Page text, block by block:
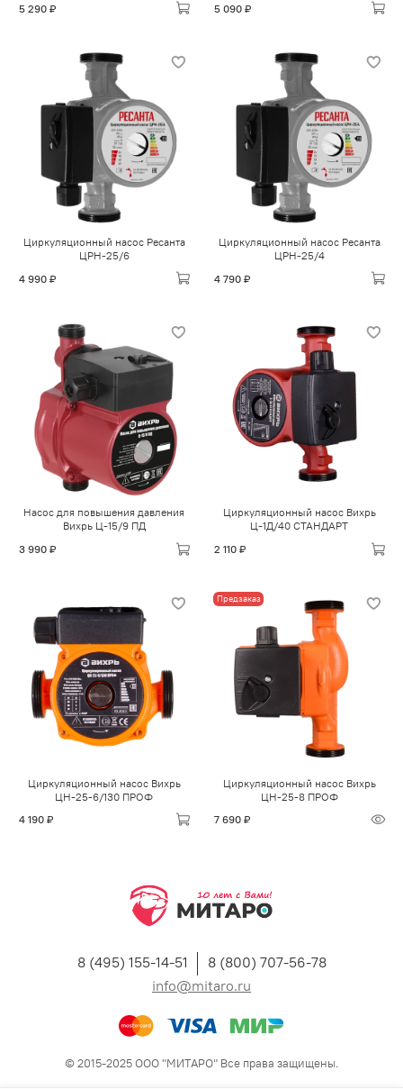
5 290 ₽
5 090 ₽
Циркуляционный насос Ресанта
ЦРН-25/6
4 990 ₽
Циркуляционный насос Ресанта
ЦРН-25/4
4 790 ₽
Насос для повышения давления
Вихрь Ц-15/9 ПД
3 990 ₽
Циркуляционный насос Вихрь
Ц-1Д/40 СТАНДАРТ
2 110 ₽
Циркуляционный насос Вихрь
ЦН-25-6/130 ПРОФ
4 190 ₽
Предзаказ
Циркуляционный насос Вихрь
ЦН-25-8 ПРОФ
7 690 ₽
8 (495) 155-14-51
8 (800) 707-56-78
info@mitaro.ru
© 2015-2025 ООО "МИТАРО" Все права защищены.